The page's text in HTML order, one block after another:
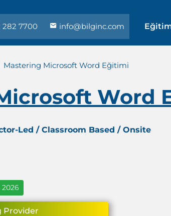
282 7700 info@bilginc.com
Mastering Microsoft Word Eğitimi
Word
Led / Classroom Based / Onsite
Provider